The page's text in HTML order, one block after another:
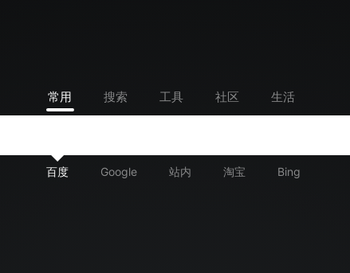
常用 搜索 工具 社区 生活
百度 Google 站内 淘宝 Bing